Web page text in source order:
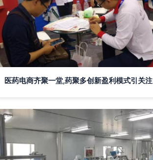
医药电商齐聚一堂,药聚多创新盈利模式引关注